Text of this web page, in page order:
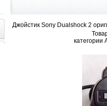
Джойстик Sony Dualshock 2
категории